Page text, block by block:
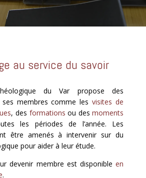
au service du savoir
du Var propose des
ses membres comme lesvisites de
, des formations ou desmoments
les périodes de l’année. Les
être amenés à intervenir sur du
pour aider à leur étude.
devenir membre est disponibleen
.